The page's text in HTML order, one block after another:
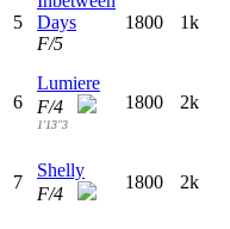
5
Days
F/5
1800 1k
6
Lumiere
F/4
1'13"3
1800 2k
7
Shelly
F/4
1800 2k